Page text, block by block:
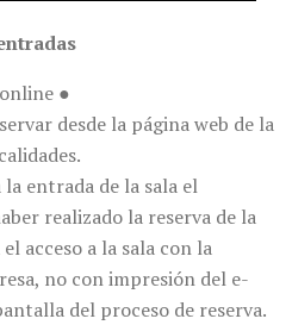
●
desde la página web de la
entrada de la sala el
realizado la reserva de la
acceso a la sala con la
no con impresión del e-
del proceso de reserva.